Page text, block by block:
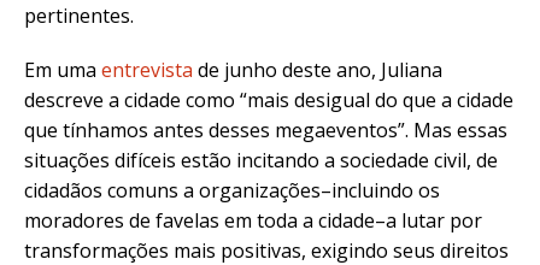
pertinentes.
Em uma entrevista de junho deste ano, Juliana
descreve a cidade como “mais desigual do que a cidade
que tínhamos antes desses megaeventos”. Mas essas
situações difíceis estão incitando a sociedade civil, de
cidadãos comuns a organizações–incluindo os
moradores de favelas em toda a cidade–a lutar por
transformações mais positivas, exigindo seus direitos